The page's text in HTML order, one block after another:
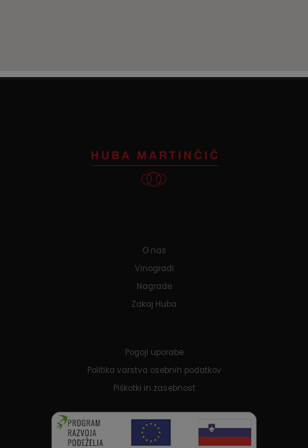
O nas
Vinogradi
Nagrade
Zakaj Huba
Pogoji uporabe
Politika varstva osebnih podatkov
Piškotki in zasebnost